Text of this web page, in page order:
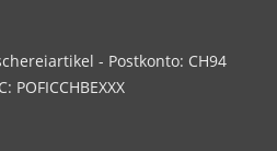
- Postkonto: CH94
POFICCHBEXXX